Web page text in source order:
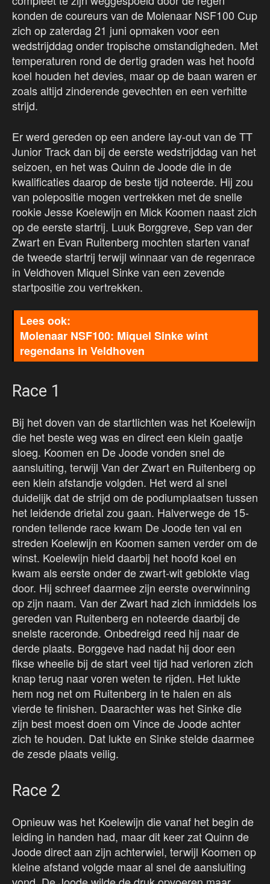
konden de coureurs van de Molenaar NSF100 Cup
zich op zaterdag 21 juni opmaken voor een
wedstrijddag onder tropische omstandigheden. Met
temperaturen rond de dertig graden was het hoofd
koel houden het devies, maar op de baan waren er
zoals altijd zinderende gevechten en een verhitte
strijd.
Er werd gereden op een andere lay-out van de TT
Junior Track dan bij de eerste wedstrijddag van het
seizoen, en het was Quinn de Joode die in de
kwalificaties daarop de beste tijd noteerde. Hij zou
van polepositie mogen vertrekken met de snelle
rookie Jesse Koelewijn en Mick Koomen naast zich
op de eerste startrij. Luuk Borggreve, Sep van der
Zwart en Evan Ruitenberg mochten starten vanaf
de tweede startrij terwijl winnaar van de regenrace
in Veldhoven Miquel Sinke van een zevende
startpositie zou vertrekken.
Molenaar NSF100: Miquel Sinke wint
regendans in Veldhoven
Race 1
Bij het doven van de startlichten was het Koelewijn
die het beste weg was en direct een klein gaatje
sloeg. Koomen en De Joode vonden snel de
aansluiting, terwijl Van der Zwart en Ruitenberg op
een klein afstandje volgden. Het werd al snel
duidelijk dat de strijd om de podiumplaatsen tussen
het leidende drietal zou gaan. Halverwege de 15-
ronden tellende race kwam De Joode ten val en
streden Koelewijn en Koomen samen verder om de
winst. Koelewijn hield daarbij het hoofd koel en
kwam als eerste onder de zwart-wit geblokte vlag
door. Hij schreef daarmee zijn eerste overwinning
op zijn naam. Van der Zwart had zich inmiddels los
gereden van Ruitenberg en noteerde daarbij de
snelste raceronde. Onbedreigd reed hij naar de
derde plaats. Borggeve had nadat hij door een
fikse wheelie bij de start veel tijd had verloren zich
knap terug naar voren weten te rijden. Het lukte
hem nog net om Ruitenberg in te halen en als
vierde te finishen. Daarachter was het Sinke die
zijn best moest doen om Vince de Joode achter
zich te houden. Dat lukte en Sinke stelde daarmee
de zesde plaats veilig.
Race 2
Opnieuw was het Koelewijn die vanaf het begin de
leiding in handen had, maar dit keer zat Quinn de
Joode direct aan zijn achterwiel, terwijl Koomen op
kleine afstand volgde maar al snel de aansluiting